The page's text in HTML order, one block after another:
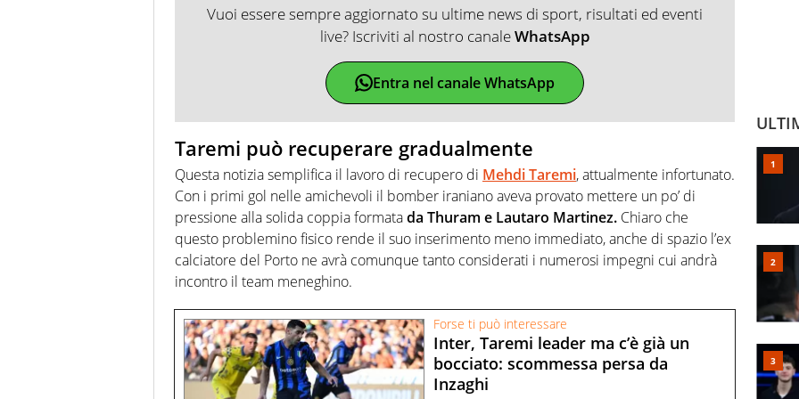
Vuoi essere sempre aggiornato su ultime news di sport, risultati ed eventi
live? Iscriviti al nostro canaleWhatsApp
Entra nel canale WhatsApp
Taremi può recuperare gradualmente
Questa notizia semplifica il lavoro di recupero di Mehdi Taremi, attualmente infortunato.
Con i primi gol nelle amichevoli il bomber iraniano aveva provato mettere un po’ di
pressione alla solida coppia formatada Thuram e Lautaro Martinez. Chiaro che
questo problemino fisico rende il suo inserimento meno immediato, anche di spazio l’ex
calciatore del Porto ne avrà comunque tanto considerati i numerosi impegni cui andrà
incontro il team meneghino.
Forse ti può interessare
Inter, Taremi leader ma c’è già un
bocciato: scommessa persa da
Inzaghi